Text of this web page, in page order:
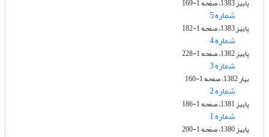
شماره 5
پاییز 1383، صفحه 1-182
شماره 4
پاییز 1382، صفحه 1-228
شماره 3
بهار 1382، صفحه 1-160
شماره 2
پاییز 1381، صفحه 1-186
شماره 1
پاییز 1380، صفحه 1-200